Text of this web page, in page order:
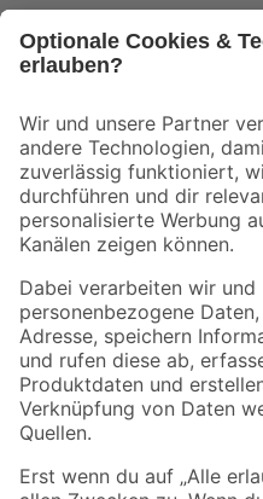
Der toom Newsletter: Keine
Zur Newsletter Anmeldung
Folge uns
Zahlungsarten
Sicher einkaufen